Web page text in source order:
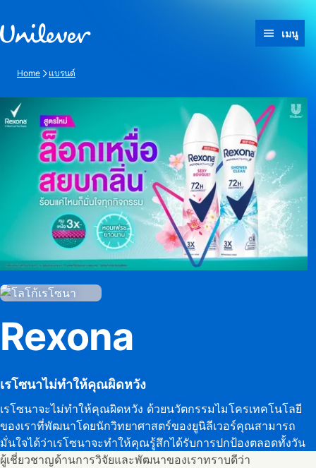
เมนู
Home แบรนด์
Rexona
เรโซนาไม่ทำให้คุณผิดหวัง
เรโซนาจะไม่ทำให้คุณผิดหวัง ด้วยนวัตกรรมไมโครเทคโนโลยี
ของเราที่พัฒนาโดยนักวิทยาศาสตร์ของยูนิลีเวอร์คุณสามารถ
มั่นใจได้ว่าเรโซนาจะทำให้คุณรู้สึกได้รับการปกป้องตลอดทั้งวัน
ผู้เชี่ยวชาญด้านการวิจัยและพัฒนาของเราทราบดีว่า